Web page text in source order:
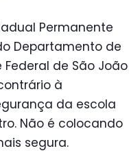
Permanente
Departamento de
de São João
à
da escola
Não é colocando
segura.